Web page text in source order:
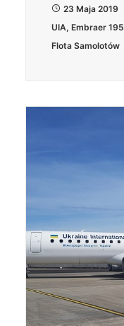
23 Maja 2019
UIA, Embraer 195
Flota Samolotów